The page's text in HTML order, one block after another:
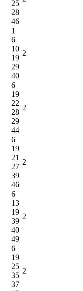
25
28
46
1
6
10
19
29
40
2
6
19
22
28
29
44
2
6
19
21
27
39
46
2
6
13
19
39
40
49
2
6
19
25
35
37
2